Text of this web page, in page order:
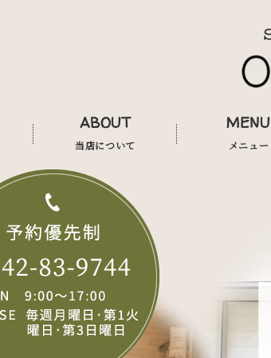
ABOUT
当店について
MENU
メニュー